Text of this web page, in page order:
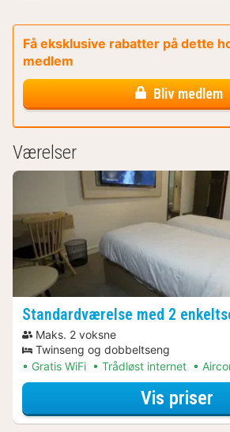
Få eksklusive rabatter på dette
medlem
Bliv medlem
Værelser
Standardværelse med 2
Maks. 2 voksne
Twinseng og dobbeltseng
Gratis WiFi
Trådløst internet
Vis priser